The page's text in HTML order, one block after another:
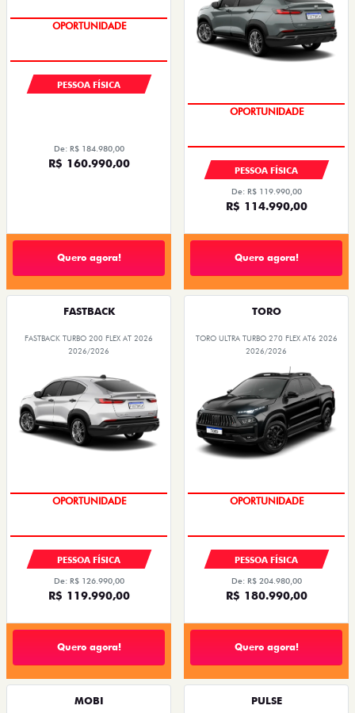
Quero agora!
EMPLACAMENTO GRÁTIS
PESSOA FÍSICA
De: R$ 119.990,00
R$ 114.990,00
Quero agora!
FASTBACK TURBO 200 FLEX AT 2026
PESSOA FÍSICA
De: R$ 126.990,00
R$ 119.990,00
Quero agora!
TORO ULTRA TURBO 270 FLEX AT6 2026
PESSOA FÍSICA
De: R$ 204.980,00
R$ 180.990,00
Quero agora!